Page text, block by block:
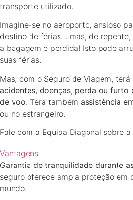
transporte utilizado.
Imagine-se no aeroporto, ansioso
destino de férias… mas, de repente,
a bagagem é perdida! Isto pode
suas férias.
Mas, com o Seguro de Viagem,
acidentes, doenças, perda ou furto
de voo. Terá também assistência
ou no estrangeiro.
Fale com a Equipa Diagonal sobre
Vantagens
Garantia de tranquilidade durante
seguro oferece ampla proteção em
mundo.